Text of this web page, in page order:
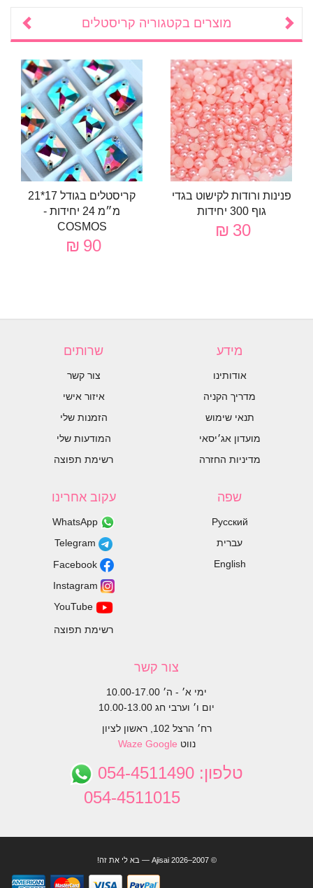
מוצרים בקטגוריה קריסטלים
פנינות ורודות לקישוט בגדי
גוף 300 יחידות
30 ₪
קריסטלים בגודל 17*21
מ״מ 24 יחידות -
COSMOS
90 ₪
מידע
אודותינו
מדריך הקניה
תנאי שימוש
מועדון אג׳יסאי
מדיניות החזרה
שרותים
צור קשר
איזור אישי
הזמנות שלי
המודעות שלי
רשימת תפוצה
שפה
Русский
עברית
English
עקוב אחרינו
רשימת תפוצה
צור קשר
ימי א׳ - ה׳ 10.00-17.00
יום ו׳ וערבי חג 10.00-13.00
רח׳ הרצל 102, ראשון לציון
נווט
Waze Google
טלפון: 054-4511490
054-4511015
© 2007–2026 Ajisai — בא לי את זה!